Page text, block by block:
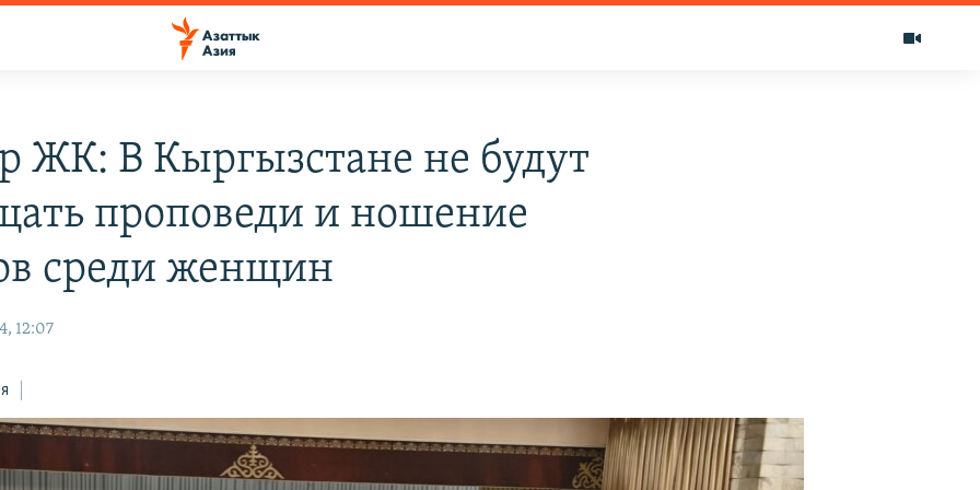
ЖК: В Кыргызстане не будут
проповеди и ношение
среди женщин
12:07